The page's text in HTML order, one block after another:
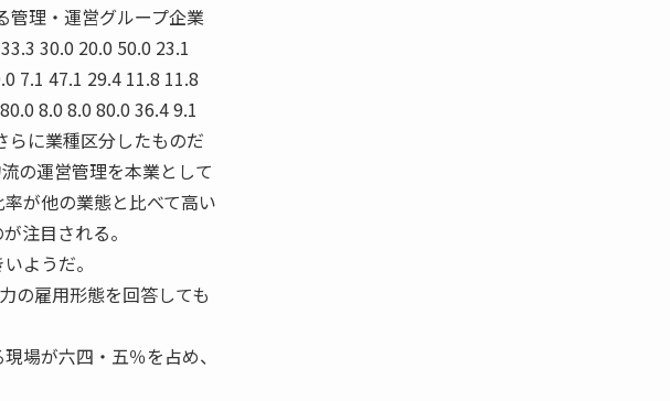
管理・運営グループ企業
30.0 20.0 50.0 23.1
7.1 47.1 29.4 11.8 11.8
8.0 8.0 80.0 36.4 9.1
らに業種区分したものだ
の運営管理を本業として
が他の業態と比べて高い
注目される。
ようだ。
雇用形態を回答しても
場が六四・五％を占め、